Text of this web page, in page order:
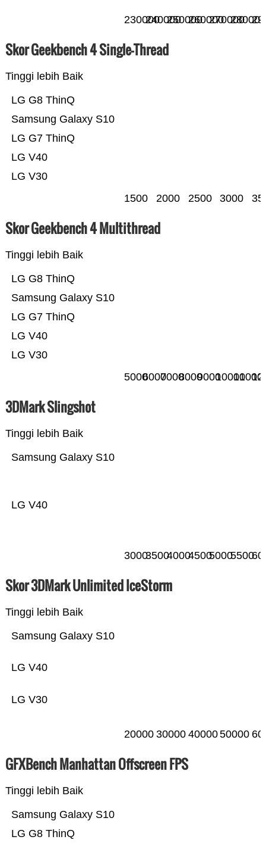
230000240000250000260000270000280000
Skor Geekbench 4 Single-Thread
Tinggi lebih Baik
LG V30
LG V40
LG G7 ThinQ
Samsung Galaxy S10
LG G8 ThinQ
1500 2000 2500 3000
Skor Geekbench 4 Multithread
Tinggi lebih Baik
LG V30
LG V40
LG G7 ThinQ
Samsung Galaxy S10
LG G8 ThinQ
500060007000800090001000011000
3DMark Slingshot
Tinggi lebih Baik
LG V40
Samsung Galaxy S10
300035004000450050005500
Skor 3DMark Unlimited IceStorm
Tinggi lebih Baik
LG V30
LG V40
Samsung Galaxy S10
20000 30000 4000050000
GFXBench Manhattan Offscreen FPS
Tinggi lebih Baik
LG G8 ThinQ
Samsung Galaxy S10